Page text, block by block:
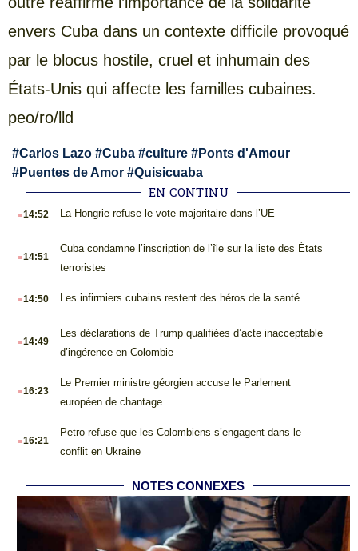
envers Cuba dans un contexte difficile provoqué
par le blocus hostile, cruel et inhumain des
États-Unis qui affecte les familles cubaines.
peo/ro/lld
#Carlos Lazo #Cuba #culture #Ponts d'Amour
#Puentes de Amor #Quisicuaba
EN CONTINU
.14:52 La Hongrie refuse le vote majoritaire dans l’UE
.14:51
Cuba condamne l’inscription de l’île sur la liste des États
terroristes
.14:50 Les infirmiers cubains restent des héros de la santé
.14:49
Les déclarations de Trump qualifiées d’acte inacceptable
d’ingérence en Colombie
.16:23
Le Premier ministre géorgien accuse le Parlement
européen de chantage
.16:21
Petro refuse que les Colombiens s’engagent dans le
conflit en Ukraine
NOTES CONNEXES